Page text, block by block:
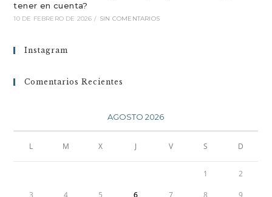
tener en cuenta?
10 DE FEBRERO DE 2026 / SIN COMENTARIOS
Instagram
Comentarios Recientes
AGOSTO 2026
L M X J V S D
1 2
3 4 5 6 7 8 9